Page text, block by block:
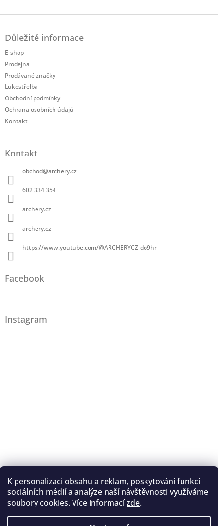
K personalizaci obsahu a reklam, poskytování funkcí
sociálních médií a analýze naší návštěvnosti využíváme
soubory cookies. Více informacízde.
Důležité informace
E-shop
Prodejna
Prodávané značky
Lukostřelba
Obchodní podmínky
Ochrana osobních údajů
Kontakt
Kontakt
obchod@archery.cz
602 334 354
archery.cz
archery.cz
https://www.youtube.com/@ARCHERYCZ-do9hr
Facebook
Instagram
Sledovat na Instagramu
Registrace na lukostřelbu
I. Královský lukostřelecký klub